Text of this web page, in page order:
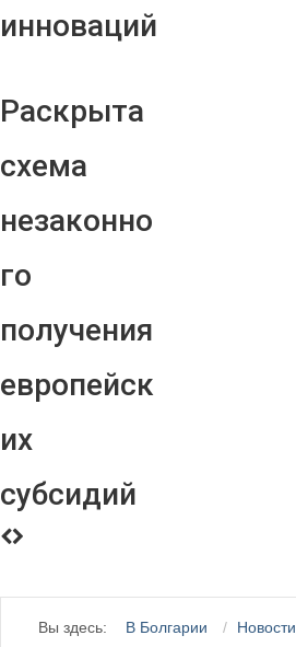
инноваций
Раскрыта
схема
незаконно
го
получения
европейск
их
субсидий
Вы здесь: В Болгарии
Новости